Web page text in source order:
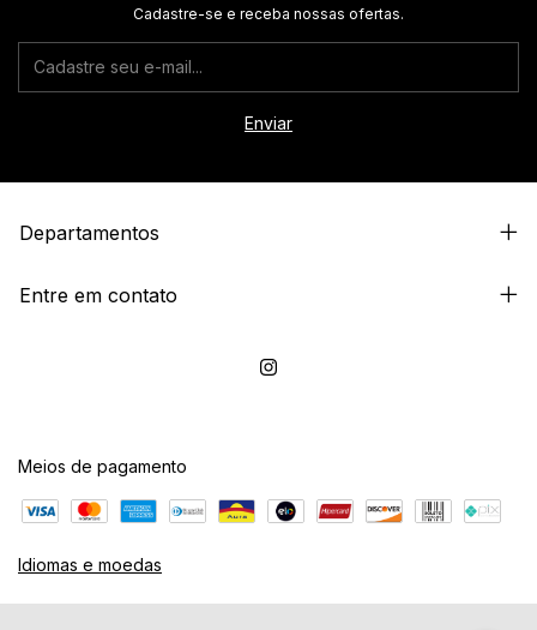
Cadastre-se e receba nossas ofertas.
Departamentos
Entre em contato
Meios de pagamento
Idiomas e moedas